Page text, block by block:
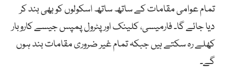
تمام عوامی مقامات کے ساتھ ساتھ اسکولوں کو بھی بند کر
دیا جائے گا۔ فارمیسی، کلینک اور پٹرول پمپس جیسے کاروبار
کھلے رہ سکتے ہیں جبکہ تمام غیر ضروری مقامات بند ہوں
گے۔